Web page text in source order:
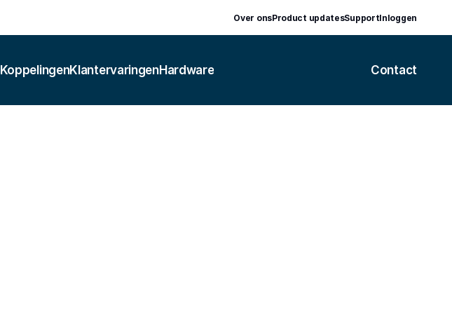
Over onsProduct updatesSupportInloggen
KoppelingenKlantervaringenHardware Contact